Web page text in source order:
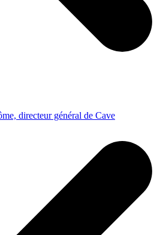
directeur général de Cave